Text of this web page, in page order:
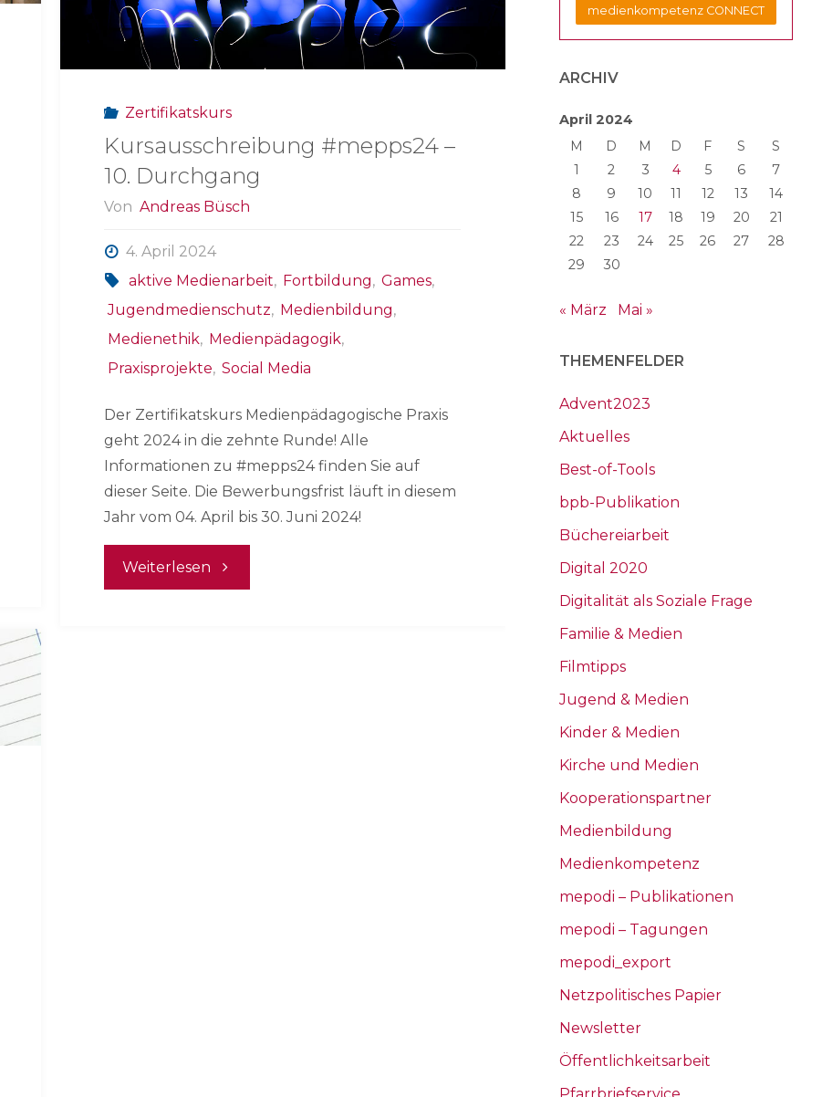
Zertifikatskurs
Kursausschreibung #mepps24 –
10. Durchgang
Von Andreas Büsch
4. April 2024
aktive Medienarbeit, Fortbildung, Games,
Jugendmedienschutz, Medienbildung,
Medienethik, Medienpädagogik,
Praxisprojekte, Social Media
Der Zertifikatskurs Medienpädagogische Praxis
geht 2024 in die zehnte Runde! Alle
Informationen zu #mepps24 finden Sie auf
dieser Seite. Die Bewerbungsfrist läuft in diesem
Jahr vom 04. April bis 30. Juni 2024!
Weiterlesen"Kursausschreibung
medienkompetenz CONNECT
ARCHIV
April 2024
M
D M D F S
S
1
2 3 4 5 6
7
8
9 10 11 12 13
14
15
16 17 18 19 20
21
22
23 24 25 26 27
28
29
30
« März Mai »
THEMENFELDER
Advent2023
Aktuelles
Best-of-Tools
bpb-Publikation
Büchereiarbeit
Digital 2020
Digitalität als Soziale Frage
Familie & Medien
Filmtipps
Jugend & Medien
Kinder & Medien
Kirche und Medien
Kooperationspartner
Medienbildung
Medienkompetenz
mepodi – Publikationen
mepodi – Tagungen
mepodi_export
Netzpolitisches Papier
Newsletter
Öffentlichkeitsarbeit